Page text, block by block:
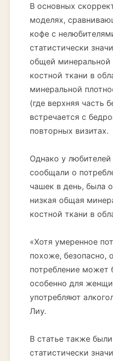
В основных
моделях,
кофе с
статистически
общей минеральной
костной ткани в
минеральной
(где верхняя часть
встречается с
повторных визитах.
Однако у
сообщали о
чашек в день, была
низкая общая
костной ткани в
«Хотя умеренное
похоже, безопасно,
потребление может
особенно для
употребляют
Лиу.
В статье также
статистически